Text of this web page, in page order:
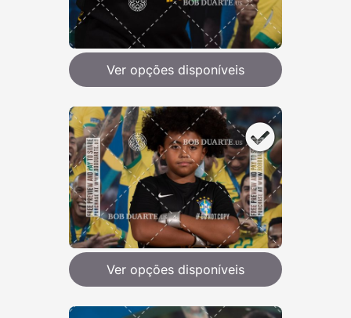
Ver opções disponíveis
Ver opções disponíveis